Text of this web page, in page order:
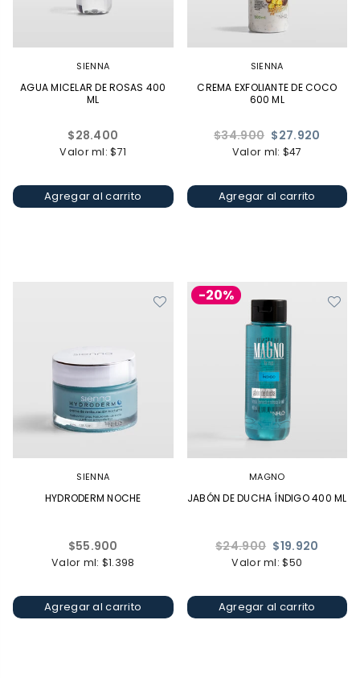
SIENNA
AGUA MICELAR DE ROSAS 400
ML
Precio
habitual
$28.400
Valor ml: $71
Agregar al carrito
SIENNA
CREMA EXFOLIANTE DE COCO
600 ML
Precio
habitual
$34.900 $27.920
Valor ml: $47
Agregar al carrito
SIENNA
HYDRODERM NOCHE
Precio
habitual
$55.900
Valor ml: $1.398
Agregar al carrito
-20%
MAGNO
JABÓN DE DUCHA ÍNDIGO 400 ML
Precio
habitual
$24.900 $19.920
Valor ml: $50
Agregar al carrito